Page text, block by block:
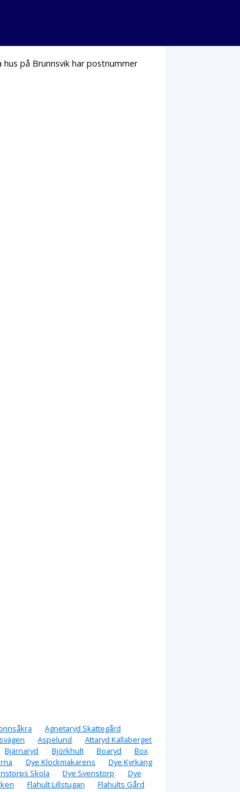
hus på Brunnsvik har postnummer
Agnetaryd Skattegård
Aspelund
Attaryd Kallaberget
Bjärnaryd Björkhult Boaryd
Box
Dye Klockmakarens
Dye Kyrkäng
Skola Dye Svenstorp
Dye
Flahult Lillstugan
Flahults Gård